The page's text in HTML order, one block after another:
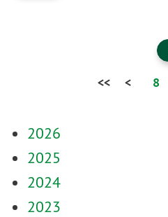
<<
< 8
2026
2025
2024
2023